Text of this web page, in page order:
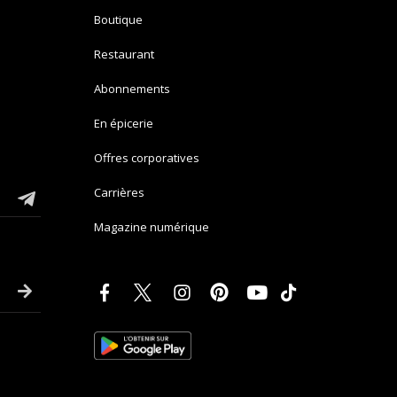
Boutique
Restaurant
Abonnements
En épicerie
Offres corporatives
Carrières
Magazine numérique